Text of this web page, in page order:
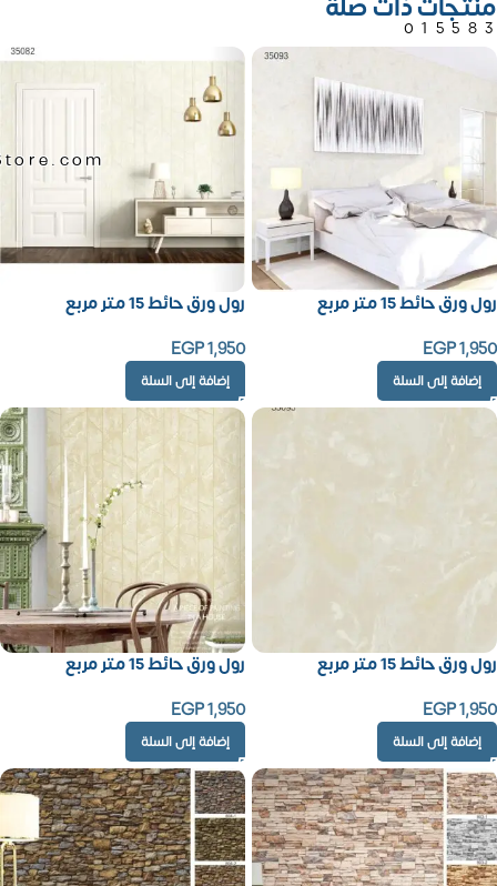
رول ورق حائط 15 متر مربع
EGP1,950
إضافة إلى السلة
رول ورق حائط 15 متر مربع
EGP1,950
إضافة إلى السلة
رول ورق حائط 15 متر مربع
EGP1,950
إضافة إلى السلة
رول ورق حائط 15 متر مربع
EGP1,950
إضافة إلى السلة